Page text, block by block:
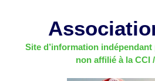
Site d’information indépendant
non affilié à la CCI